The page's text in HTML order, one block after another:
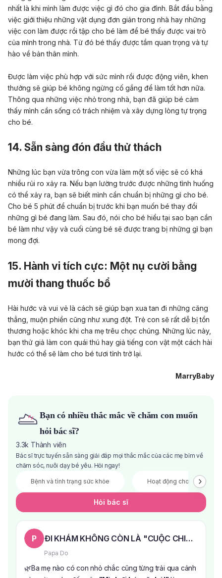
nhất là khi mình làm được việc gì đó cho gia đình. Bắt đầu bằng
việc giới thiệu những vật dụng đơn giản trong nhà hay những
việc con làm được rồi tập cho bé làm để bé thấy được vai trò
của mình trong nhà. Từ đó bé thấy được tầm quan trọng và tự
hào về bản thân mình.
Được làm việc phù hợp với sức mình rồi được động viên, khen
thưởng sẽ giúp bé không ngừng cố gắng để làm tốt hơn nữa.
Thông qua những việc nhỏ trong nhà, bạn đã giúp bé cảm
thấy mình cần sống có trách nhiệm và xây dựng lòng tự trọng
cho bé.
14. Sẵn sàng đón đầu thử thách
Những lúc bạn vừa trông con vừa làm một số việc sẽ có khá
nhiều rủi ro xảy ra. Nếu bạn lường trước được những tình huống
có thể xảy ra, bạn sẽ biết mình cần chuẩn bị những gì cho bé.
Cho bé 5 phút để chuẩn bị trước khi bạn muốn bé thay đổi
những gì bé đang làm. Sau đó, nói cho bé hiểu tại sao bạn cần
bé làm như vậy và cuối cùng bé sẽ được trang bị những gì bạn
mong đợi.
15. Hành vi tích cực: Một nụ cười bằng
mười thang thuốc bổ
Hài hước và vui vẻ là cách sẽ giúp bạn xua tan đi những căng
thẳng, muộn phiền cũng như xung đột. Trẻ con sẽ rất dễ bị tổn
thương hoặc khóc khi cha mẹ trêu chọc chúng. Những lúc này,
bạn thử giả làm con quái thú hay giả tiếng con vật một cách hài
hước có thể sẽ làm cho bé tươi tỉnh trở lại.
MarryBaby
Bạn có nhiều thắc mắc về chăm con muốn
hỏi bác sĩ?
3.3k Thành viên
Bác sĩ trực tuyến sẵn sàng giải đáp mọi thắc mắc của các mẹ bỉm về
chăm sóc, nuôi dạy bé yêu. Hỏi ngay!
Bệnh và tình trạng sức khỏe Hoạt động cho bé
Hỏi bác sĩ
P ĐI KHÁM KHÔNG CÒN LÀ "CUỘC CHIẾN" VỚI
Papa Do
🌿Ba mẹ nào có con nhỏ chắc cũng từng trải qua cảnh